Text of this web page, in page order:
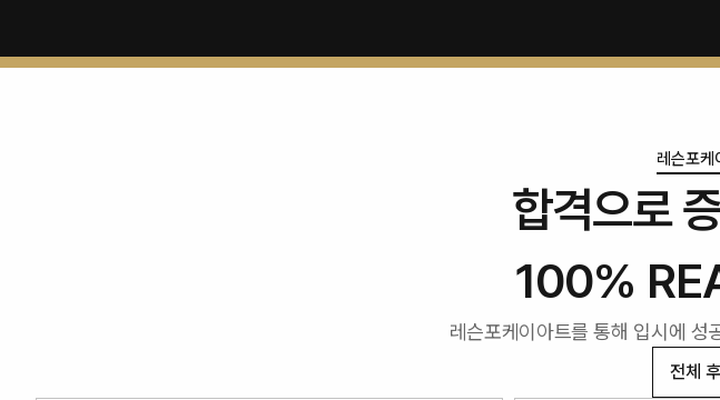
레슨포케
합격으로
100%
레슨포케이아트를 통해 입시에 성
전체